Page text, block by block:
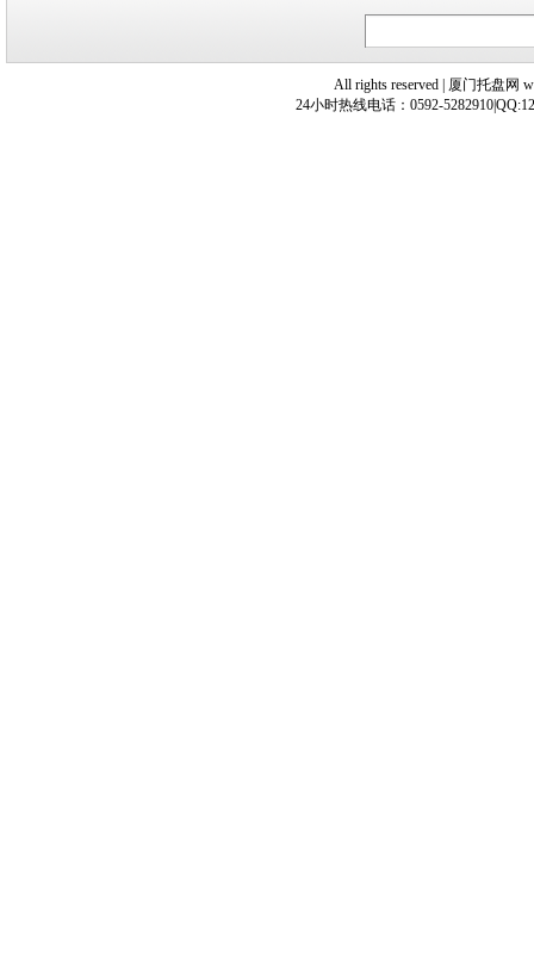
All rights reserved | 厦门托盘网
24小时热线电话：0592-